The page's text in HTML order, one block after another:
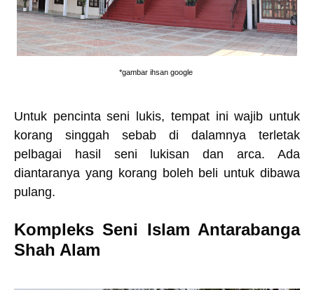
*gambar ihsan google
Untuk pencinta seni lukis, tempat ini wajib untuk
korang singgah sebab di dalamnya terletak
pelbagai hasil seni lukisan dan arca. Ada
diantaranya yang korang boleh beli untuk dibawa
pulang.
Kompleks Seni Islam Antarabanga
Shah Alam